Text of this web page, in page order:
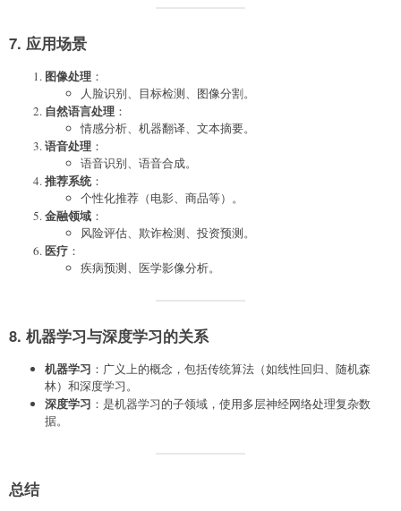
7. 应用场景
图像处理 ：
人脸识别、目标检测、图像分割。
自然语言处理 ：
情感分析、机器翻译、文本摘要。
语音处理 ：
语音识别、语音合成。
推荐系统：
个性化推荐（电影、商品等）。
金融领域 ：
风险评估、欺诈检测、投资预测。
医疗 ：
疾病预测、医学影像分析。
8. 机器学习与深度学习的关系
机器学习 ：广义上的概念，包括传统算法（如线性回归、随机森
林）和深度学习。
深度学习 ：是机器学习的子领域，使用多层神经网络处理复杂数
据。
总结